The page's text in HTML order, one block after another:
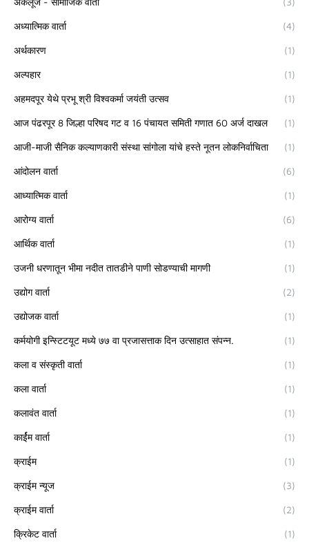
अध्यात्मिक वार्ता (4)
अर्थकारण (1)
अल्पहार (1)
अहमदपूर येथे प्रभू श्री विश्वकर्मा जयंती उत्सव (1)
आज पंढरपूर 8 जिल्हा परिषद गट व 16 पंचायत समिती गणात 60 अर्ज दाखल (1)
आजी-माजी सैनिक कल्याणकारी संस्था सांगोला यांचे हस्ते नूतन लोकनिर्वाचिता (1)
आंदोलन वार्ता (6)
आध्यात्मिक वार्ता (1)
आरोग्य वार्ता (6)
आर्थिक वार्ता (1)
उजनी धरणातून भीमा नदीत तातडीने पाणी सोडण्याची मागणी (1)
उद्योग वार्ता (2)
उद्योजक वार्ता (1)
कर्मयोगी इन्स्टिटयूट मध्ये ७७ वा प्रजासत्ताक दिन उत्साहात संपन्न. (1)
कला व संस्कृती वार्ता (1)
कला वार्ता (1)
कलावंत वार्ता (1)
कार्ईम वार्ता (1)
क्राईम (1)
क्राईम न्यूज (3)
क्राईम वार्ता (2)
क्रिकेट वार्ता (1)